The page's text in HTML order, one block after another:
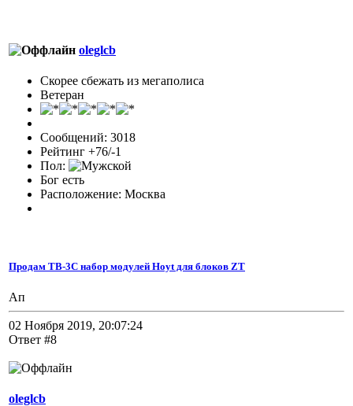
oleglcb
Скорее сбежать из мегаполиса
Ветеран
Сообщений: 3018
Рейтинг +76/-1
Пол:
Бог есть
Расположение: Москва
Продам TB-3C набор модулей Hoyt для блоков ZT
Ап
02 Ноября 2019, 20:07:24
Ответ #8
oleglcb